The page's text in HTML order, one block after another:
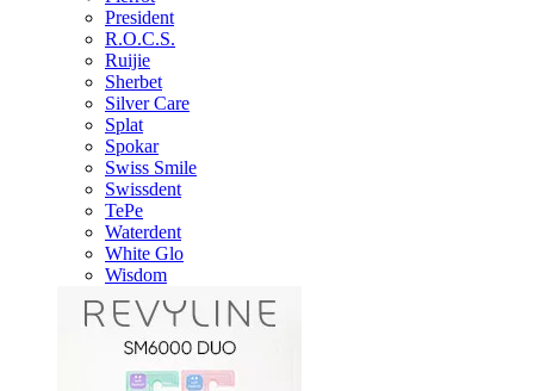
President
R.O.C.S.
Ruijie
Sherbet
Silver Care
Splat
Spokar
Swiss Smile
Swissdent
TePe
Waterdent
White Glo
Wisdom